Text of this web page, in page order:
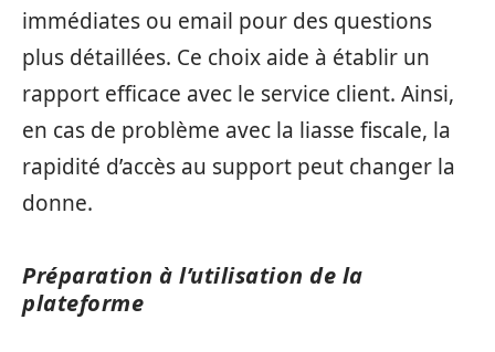
immédiates ou email pour des questions
plus détaillées. Ce choix aide à établir un
rapport efficace avec le service client. Ainsi,
en cas de problème avec la liasse fiscale, la
rapidité d’accès au support peut changer la
donne.
Préparation à l’utilisation de la
plateforme